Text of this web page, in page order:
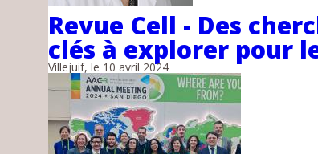
Revue Cell - Des
clés à explorer pour
Villejuif, le 10 avril 2024